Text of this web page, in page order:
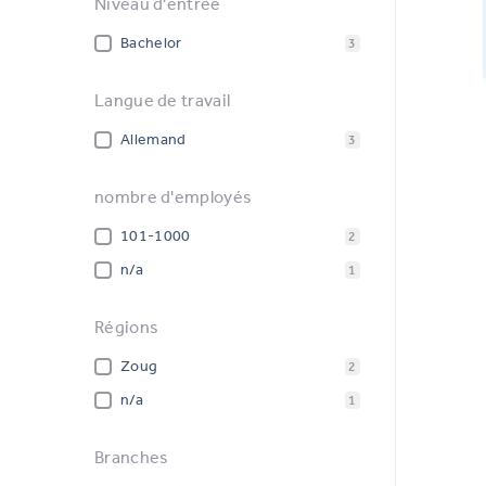
Bachelor 3
Langue de travail
Allemand 3
nombre d'employés
101-1000 2
n/a 1
Régions
Zoug 2
n/a 1
Branches